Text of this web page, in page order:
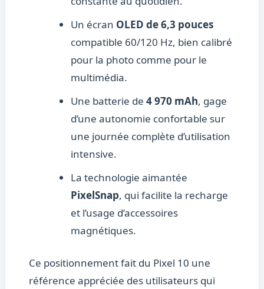
Un écran OLED de 6,3 pouces
compatible 60/120 Hz, bien calibré
pour la photo comme pour le
multimédia.
Une batterie de 4 970 mAh, gage
d’une autonomie confortable sur
une journée complète d’utilisation
intensive.
La technologie aimantée
PixelSnap, qui facilite la recharge
et l’usage d’accessoires
magnétiques.
Ce positionnement fait du Pixel 10 une
référence appréciée des utilisateurs qui